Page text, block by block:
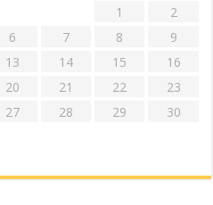
1
2
6 7 8
9
13 14 15
16
20 21 22
23
27 28 29
30